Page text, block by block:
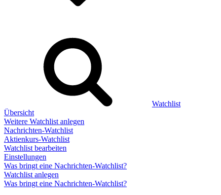
Watchlist
Übersicht
Weitere Watchlist anlegen
Nachrichten-Watchlist
Aktienkurs-Watchlist
Watchlist bearbeiten
Einstellungen
Was bringt eine Nachrichten-Watchlist?
Watchlist anlegen
Was bringt eine Nachrichten-Watchlist?